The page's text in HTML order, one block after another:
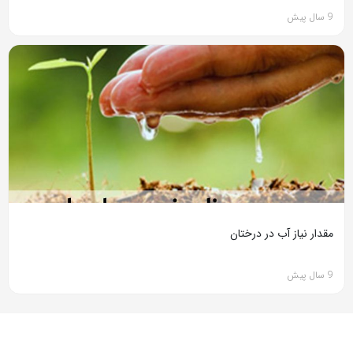
9 سال پیش
مقدار نیاز آب در درختان
9 سال پیش